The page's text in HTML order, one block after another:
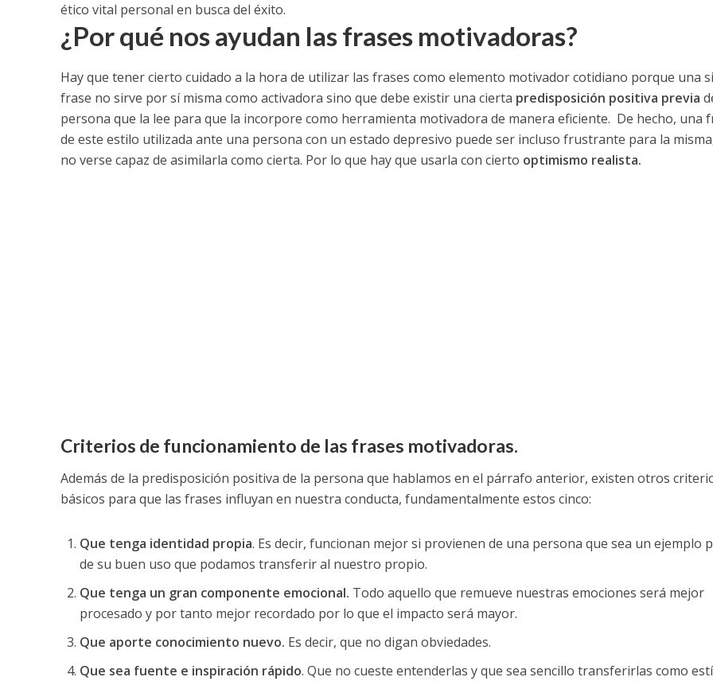
ético vital personal en busca del éxito.
¿Por qué nos ayudan las frases motivadoras?
Hay que tener cierto cuidado a la hora de utilizar las frases como elemento motivador cotidiano porque una
frase no sirve por sí misma como activadora sino que debe existir una cierta predisposición positiva previa
persona que la lee para que la incorpore como herramienta motivadora de manera eficiente. De hecho, una
de este estilo utilizada ante una persona con un estado depresivo puede ser incluso frustrante para la
no verse capaz de asimilarla como cierta. Por lo que hay que usarla con cierto optimismo realista.
Criterios de funcionamiento de las frases motivadoras.
Además de la predisposición positiva de la persona que hablamos en el párrafo anterior, existen otros
básicos para que las frases influyan en nuestra conducta, fundamentalmente estos cinco:
Que tenga identidad propia. Es decir, funcionan mejor si provienen de una persona que sea un ejemplo
de su buen uso que podamos transferir al nuestro propio.
Que tenga un gran componente emocional. Todo aquello que remueve nuestras emociones será mejor
procesado y por tanto mejor recordado por lo que el impacto será mayor.
Que aporte conocimiento nuevo. Es decir, que no digan obviedades.
Que sea fuente e inspiración rápido. Que no cueste entenderlas y que sea sencillo transferirlas como